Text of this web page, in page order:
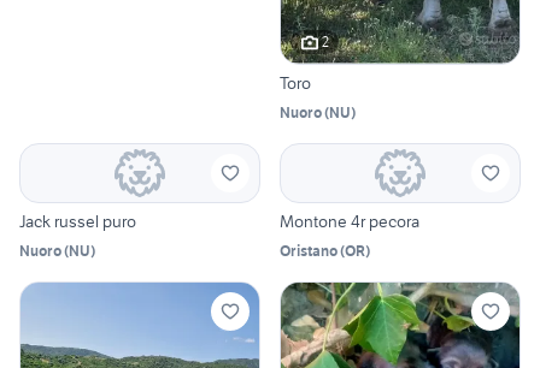
2
Toro
Nuoro(NU)
Jack russel puro
Nuoro(NU)
Montone 4r pecora
Oristano(OR)